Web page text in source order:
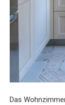
Das